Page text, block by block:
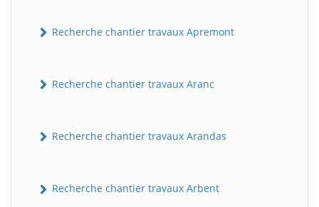
Recherche chantier travaux Apremont
Recherche chantier travaux Aranc
Recherche chantier travaux Arandas
Recherche chantier travaux Arbent